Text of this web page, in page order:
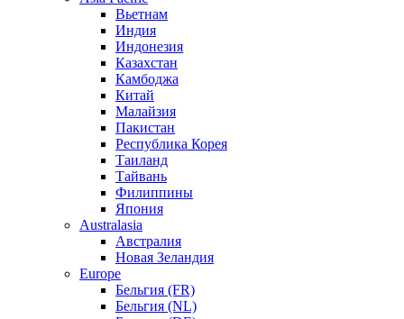
Вьетнам
Индия
Индонезия
Казахстан
Камбоджа
Китай
Малайзия
Пакистан
Республика Корея
Таиланд
Тайвань
Филиппины
Япония
Australasia
Австралия
Новая Зеландия
Europe
Бельгия (FR)
Бельгия (NL)